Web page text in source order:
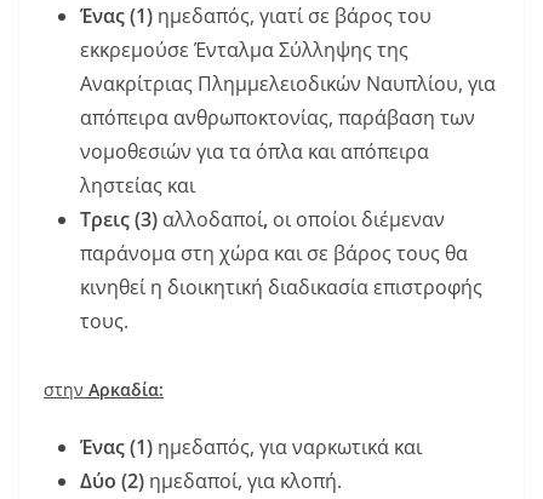
Ένας (1) ημεδαπός, γιατί σε βάρος του
εκκρεμούσε Ένταλμα Σύλληψης της
Ανακρίτριας Πλημμελειοδικών Ναυπλίου, για
απόπειρα ανθρωποκτονίας, παράβαση των
νομοθεσιών για τα όπλα και απόπειρα
ληστείας και
Τρεις (3) αλλοδαποί, οι οποίοι διέμεναν
παράνομα στη χώρα και σε βάρος τους θα
κινηθεί η διοικητική διαδικασία επιστροφής
τους.
στην Αρκαδία:
Ένας (1) ημεδαπός, για ναρκωτικά και
Δύο (2) ημεδαποί, για κλοπή.